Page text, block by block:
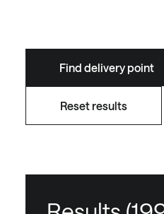
Find delivery point
Reset results